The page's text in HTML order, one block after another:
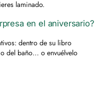
laminado.
en el aniversario?
dentro de su libro
del baño… o envuélvelo